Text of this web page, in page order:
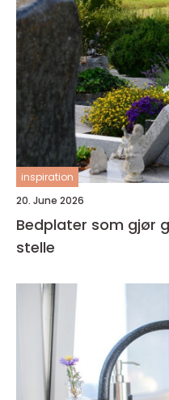
inspiration
20. June 2026
Bedplater som gjør
stelle